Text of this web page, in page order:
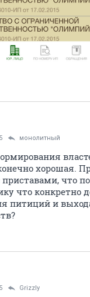
монолитный
хорошая.
что
что конкретно
питиций и
Grizzly